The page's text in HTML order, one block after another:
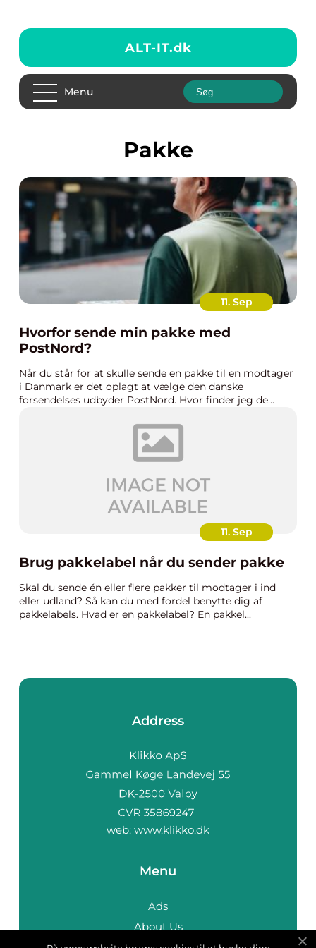
ALT-IT.dk
Menu
pakke
11. Sep
Hvorfor sende min pakke med
PostNord?
Når du står for at skulle sende en pakke til en modtager
i Danmark er det oplagt at vælge den danske
forsendelses udbyder PostNord. Hvor finder jeg de...
11. Sep
Brug pakkelabel når du sender pakke
Skal du sende én eller flere pakker til modtager i ind
eller udland? Så kan du med fordel benytte dig af
pakkelabels. Hvad er en pakkelabel? En pakkel...
Address
web: www.klikko.dk
Menu
Ads
About Us